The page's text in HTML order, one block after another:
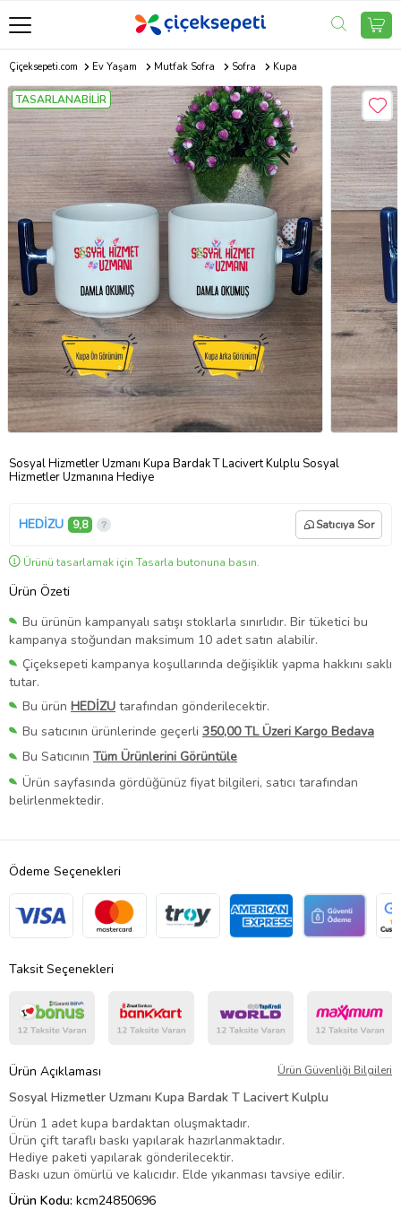
Çiçeksepeti.com Ev Yaşam Mutfak Sofra Sofra Kupa
TASARLANABİLİR
Sosyal Hizmetler Uzmanı Kupa Bardak T Lacivert Kulplu Sosyal
Hizmetler Uzmanına Hediye
HEDİZU 9,8 Satıcıya Sor
Ürünü tasarlamak için Tasarla butonuna basın.
Ürün Özeti
Bu ürünün kampanyalı satışı stoklarla sınırlıdır. Bir tüketici bu
kampanya stoğundan maksimum 10 adet satın alabilir.
Çiçeksepeti kampanya koşullarında değişiklik yapma hakkını saklı
tutar.
Bu ürün HEDİZU tarafından gönderilecektir.
Bu satıcının ürünlerinde geçerli 350,00 TL Üzeri Kargo Bedava
Bu Satıcının Tüm Ürünlerini Görüntüle
Ürün sayfasında gördüğünüz fiyat bilgileri, satıcı tarafından
belirlenmektedir.
Ödeme Seçenekleri
Taksit Seçenekleri
Ürün Açıklaması Ürün Güvenliği Bilgileri
Sosyal Hizmetler Uzmanı Kupa Bardak T Lacivert Kulplu
Ürün 1 adet kupa bardaktan oluşmaktadır.
Ürün çift taraflı baskı yapılarak hazırlanmaktadır.
Hediye paketi yapılarak gönderilecektir.
Baskı uzun ömürlü ve kalıcıdır. Elde yıkanması tavsiye edilir.
Ürün Kodu: kcm24850696